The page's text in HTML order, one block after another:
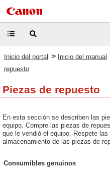
Inicio del portal > Inicio del manual
repuesto
Piezas de repuesto
En esta sección se describen las
equipo. Compre las piezas de
que le vendió el equipo. Respete
almacenamiento de las piezas de
Consumibles genuinos